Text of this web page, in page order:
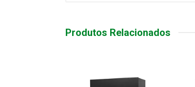
Produtos Relacionados